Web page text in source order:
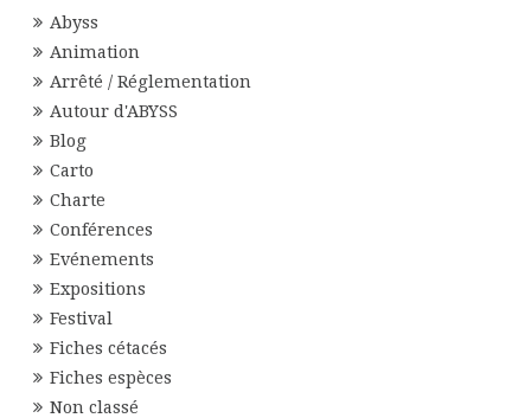
Abyss
Animation
Arrêté / Réglementation
Autour d'ABYSS
Blog
Carto
Charte
Conférences
Evénements
Expositions
Festival
Fiches cétacés
Fiches espèces
Non classé